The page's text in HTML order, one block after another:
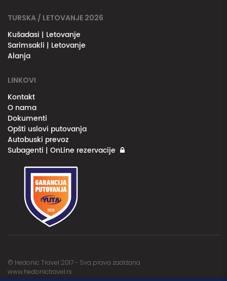
TURSKA / LETOVANJE 2026
Kušadasi | Letovanje
Sarimsakli | Letovanje
Alanja
LINKOVI
Kontakt
O nama
Dokumenti
Opšti uslovi putovanja
Autobuski prevoz
Subagenti | OnLine rezervacije
© Hedonic Travel 2017 - Sva prava zadržana
www.hedonictravel.rs